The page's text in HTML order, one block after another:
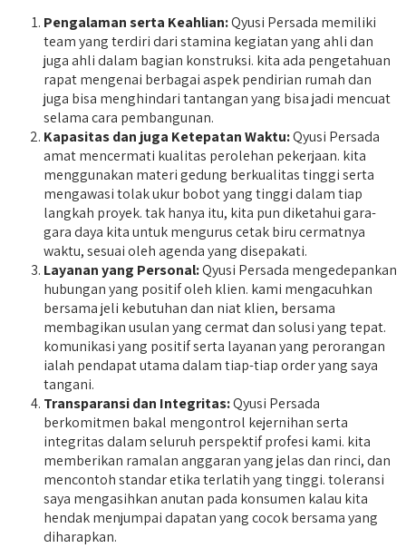
Pengalaman serta Keahlian:Qyusi Persada memiliki
team yang terdiri dari stamina kegiatan yang ahli dan
juga ahli dalam bagian konstruksi. kita ada pengetahuan
rapat mengenai berbagai aspek pendirian rumah dan
juga bisa menghindari tantangan yang bisa jadi mencuat
selama cara pembangunan.
Kapasitas dan juga Ketepatan Waktu:Qyusi Persada
amat mencermati kualitas perolehan pekerjaan. kita
menggunakan materi gedung berkualitas tinggi serta
mengawasi tolak ukur bobot yang tinggi dalam tiap
langkah proyek. tak hanya itu, kita pun diketahui gara-
gara daya kita untuk mengurus cetak biru cermatnya
waktu, sesuai oleh agenda yang disepakati.
Layanan yang Personal:Qyusi Persada mengedepankan
hubungan yang positif oleh klien. kami mengacuhkan
bersama jeli kebutuhan dan niat klien, bersama
membagikan usulan yang cermat dan solusi yang tepat.
komunikasi yang positif serta layanan yang perorangan
ialah pendapat utama dalam tiap-tiap order yang saya
tangani.
Transparansi dan Integritas:Qyusi Persada
berkomitmen bakal mengontrol kejernihan serta
integritas dalam seluruh perspektif profesi kami. kita
memberikan ramalan anggaran yang jelas dan rinci, dan
mencontoh standar etika terlatih yang tinggi. toleransi
saya mengasihkan anutan pada konsumen kalau kita
hendak menjumpai dapatan yang cocok bersama yang
diharapkan.